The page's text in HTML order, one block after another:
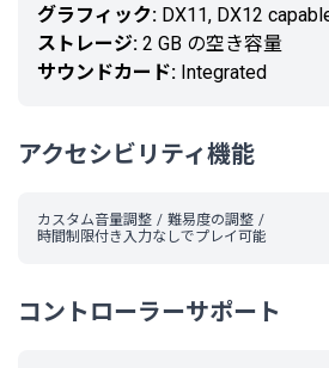
グラフィック: DX11, DX12
ストレージ: 2 GB の空き容量
サウンドカード: Integrated
アクセシビリティ機能
カスタム音量調整
難易度の調整
時間制限付き入力なしでプレイ可能
コントローラーサポート